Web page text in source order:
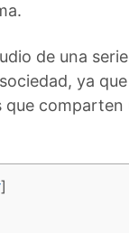
de una
ya
]